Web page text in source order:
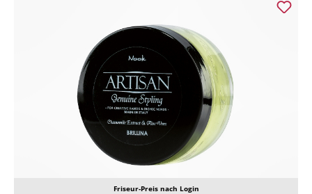
Friseur-Preis nach Login